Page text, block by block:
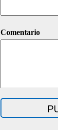
Comentario